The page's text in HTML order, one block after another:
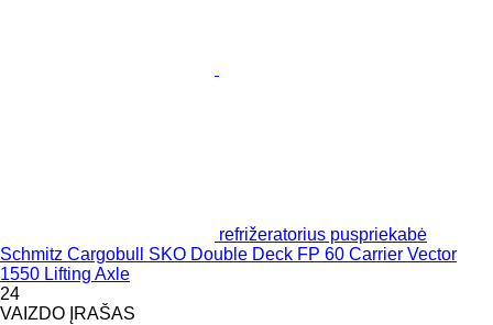
refrižeratorius puspriekabė
Schmitz Cargobull SKO Double Deck FP 60 Carrier Vector
1550 Lifting Axle
24
VAIZDO ĮRAŠAS